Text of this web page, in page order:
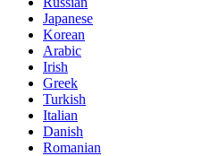
Japanese
Korean
Arabic
Irish
Greek
Turkish
Italian
Danish
Romanian